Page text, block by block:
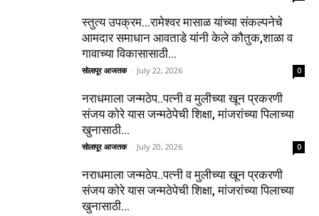
स्तुत्य उपक्रम…रामेश्वर मासाळ यांच्या संकल्पनेचे
आमदार समाधान आवताडे यांनी केले कौतुक,शाळा व
गावाच्या विकासासाठी...
सोलापूर आजतक - July 22, 2026 0
नराधमाला जन्मठेप..पत्नी व मुलीच्या खून प्रकरणी
संजय कोरे यास जन्मठेपेची शिक्षा, मांजरांच्या पिलाच्या
खुनासाठी...
सोलापूर आजतक - July 20, 2026 0
नराधमाला जन्मठेप..पत्नी व मुलीच्या खून प्रकरणी
संजय कोरे यास जन्मठेपेची शिक्षा, मांजरांच्या पिलाच्या
खुनासाठी...